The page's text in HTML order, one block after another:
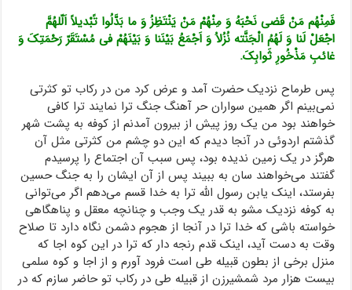
فَمِنْهُم مَنْ قَضی نَحْبَهُ وَ مِنْهُمْ مَنْ یَنْتَظِزُ وَ ما بَدَّلُوا تًبْدیلاً اَلّلهُمَّ
اجْعَلْ لَنا وَ لَهُمُ الْجَنَّته نُزُلاُ وَ اَجْمَعُ بَیْنَنا وَ بَیْنَهُمْ فی مُسْتَقَرّ رَحْمَتِکَ وَ
غائبِ مَذْخُورِ ثَوابِکَ.
پس طرماح نزدیک حضرت آمد و عرض کرد من در رکاب تو کثرتی
نمی‌بینم اگر همین سواران حر آهنگ جنگ ترا نمایند ترا کافی
خواهند بود من یک روز پیش از بیرون آمدنم از کوفه به پشت شهر
گذشتم اردوئی در آنجا دیدم که این دو چشم من کثرتی مثل آن
هرگز در یک زمین ندیده بود، پس سبب آن اجتماع را پرسیدم
گفتند می‌خواهند سان به ببیند پس از آن ایشان را به جنگ حسین
بفرستد، اینک یابن رسول الله ترا به خدا قسم می‌دهم اگر می‌توانی
به کوفه نزدیک مشو به قدر یک وجب و چنانچه معقل و پناهگاهی
خواسته باشی که خدا ترا در آنجا از هجوم دشمن نگاه دارد تا صلاح
وقت به دست آید، اینک قدم رنجه دار که ترا در این کوه اجا که
منزل برخی از بطون قبیله طی است فرود آورم و از اجا و کوه سلمی
بیست هزار مرد شمشیرزن از قبیله طی در رکاب تو حاضر سازم که در